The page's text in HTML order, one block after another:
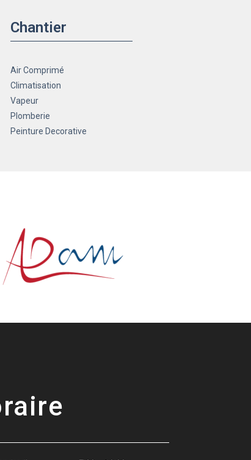
Chantier
Air Comprimé
Climatisation
Vapeur
Plomberie
Peinture Decorative